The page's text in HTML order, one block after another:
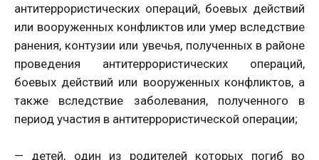
антитеррористических операций, боевых действий
или вооруженных конфликтов или умер вследствие
ранения, контузии или увечья, полученных в районе
проведения антитеррористических операций,
боевых действий или вооруженных конфликтов, а
также вследствие заболевания, полученного в
период участия в антитеррористической операции;
— детей, один из родителей которых погиб во